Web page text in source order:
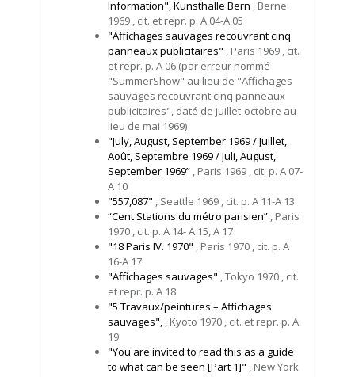
Information", Kunsthalle Bern , Berne
1969 , cit. et repr. p. A 04-A 05
"Affichages sauvages recouvrant cinq
panneaux publicitaires" , Paris 1969 , cit.
et repr. p. A 06 (par erreur nommé
"SummerShow" au lieu de "Affichages
sauvages recouvrant cinq panneaux
publicitaires", daté de juillet-octobre au
lieu de mai 1969)
"July, August, September 1969 / Juillet,
Août, Septembre 1969 / Juli, August,
September 1969” , Paris 1969 , cit. p. A 07-
A 10
"557,087" , Seattle 1969 , cit. p. A 11-A 13
“Cent Stations du métro parisien” , Paris
1970 , cit. p. A 14- A 15, A 17
"18 Paris IV. 1970" , Paris 1970 , cit. p. A
16-A 17
"Affichages sauvages" , Tokyo 1970 , cit.
et repr. p. A 18
"5 Travaux/peintures – Affichages
sauvages", , Kyoto 1970 , cit. et repr. p. A
19
"You are invited to read this as a guide
to what can be seen [Part 1]" , New York